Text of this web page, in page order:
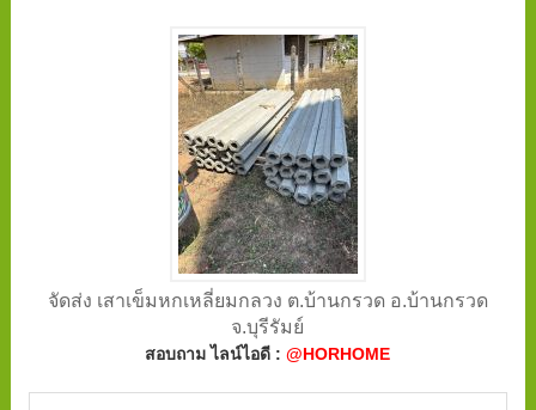
จัดส่ง เสาเข็มหกเหลี่ยมกลวง ต.บ้านกรวด อ.บ้านกรวด
จ.บุรีรัมย์
สอบถาม ไลน์ไอดี :@HORHOME